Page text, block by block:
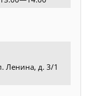
Ленина, д. 3/1